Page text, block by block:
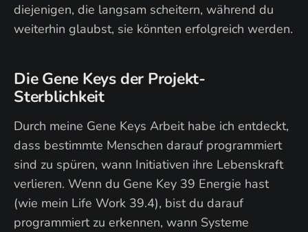
diejenigen, die langsam scheitern, während du
weiterhin glaubst, sie könnten erfolgreich werden.
Die Gene Keys der Projekt-
Sterblichkeit
Durch meine Gene Keys Arbeit habe ich entdeckt,
dass bestimmte Menschen darauf programmiert
sind zu spüren, wann Initiativen ihre Lebenskraft
verlieren. Wenn du Gene Key 39 Energie hast
(wie mein Life Work 39.4), bist du darauf
programmiert zu erkennen, wann Systeme